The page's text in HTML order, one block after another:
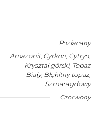
Pozłacany
Amazonit, Cyrkon Cytryn
Kryształ górski, Topaz
Biały, Błękitny topaz,
Szmaragdowy
Czerwony